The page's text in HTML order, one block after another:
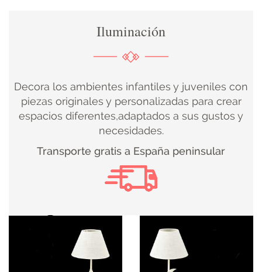
DECOBODAS
RECUPERADO
Iluminación
Decora los ambientes infantiles y juveniles con
piezas originales y personalizadas para crear
espacios diferentes,adaptados a sus gustos y
necesidades.
Transporte gratis a España peninsular